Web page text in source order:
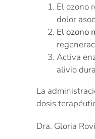
El ozono
dolor
El ozono
Activa
alivio
La
dosis
Dra. Gloria